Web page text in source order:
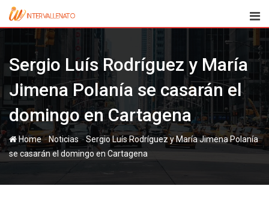
Skip
Sergio Luís Rodríguez y María
Jimena Polanía se casarán el
domingo en Cartagena
Home-Noticias-Sergio Luís Rodríguez y María Jimena Polanía
se casarán el domingo en Cartagena